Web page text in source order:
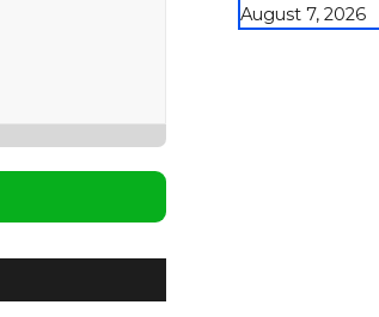
August 7, 2026